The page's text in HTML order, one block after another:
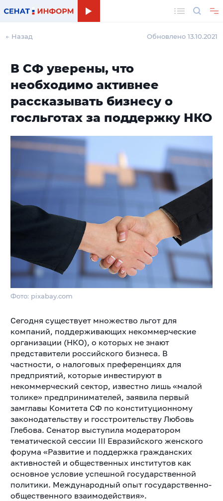
← Назад Обновлено 13.10.2021
В СФ уверены, что
необходимо активнее
рассказывать бизнесу о
госльготах за поддержку НКО
Фото: pixabay.com
Сегодня существует множество льгот для
компаний, поддерживающих некоммерческие
организации (НКО), о которых не знают
представители российского бизнеса. В
частности, о налоговых преференциях для
предприятий, которые инвестируют в
некоммерческий сектор, известно лишь «малой
толике» предпринимателей, заявила первый
замглавы Комитета СФ по конституционному
законодательству и госстроительству Любовь
Глебова. Сенатор выступила модератором
тематической сессии III Евразийского женского
форума «Развитие и поддержка гражданских
активностей и общественных институтов как
основное условие успешной государственной
политики. Международный опыт государственно-
общественного взаимодействия».